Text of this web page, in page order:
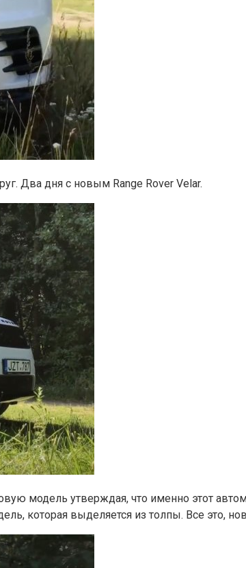
Два дня с новым Range Rover Velar.
модель утверждая, что именно этот
которая выделяется из толпы. Все это,